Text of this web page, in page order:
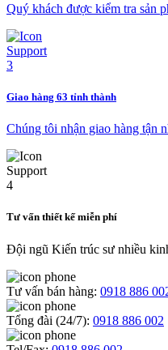
Quý khách được kiểm tra sản
Giao hàng 63 tỉnh thành
Chúng tôi nhận giao hàng tận
Tư vấn thiết kế miễn phí
Đội ngũ Kiến trúc sư nhiều
Tư vấn bán hàng: 0918 886
Tổng đài (24/7): 0918 886 002